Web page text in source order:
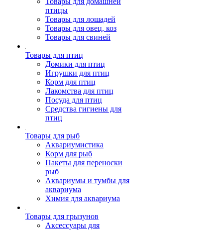
птицы
Товары для лошадей
Товары для овец, коз
Товары для свиней
Товары для птиц
Домики для птиц
Игрушки для птиц
Корм для птиц
Лакомства для птиц
Посуда для птиц
Средства гигиены для
птиц
Товары для рыб
Аквариумистика
Корм для рыб
Пакеты для переноски
рыб
Аквариумы и тумбы для
аквариума
Химия для аквариума
Товары для грызунов
Аксессуары для